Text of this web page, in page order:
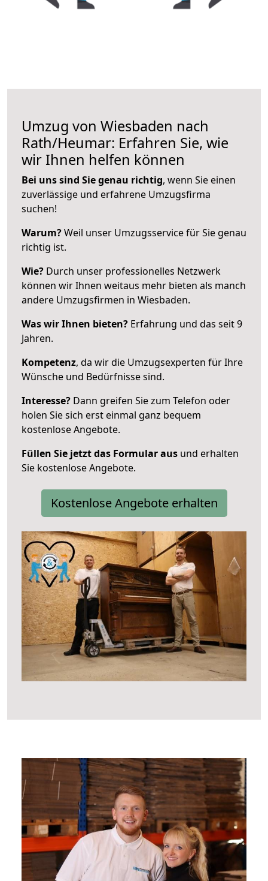
Umzug von Wiesbaden nach
Rath/Heumar: Erfahren Sie, wie
wir Ihnen helfen können
Bei uns sind Sie genau richtig, wenn Sie einen
zuverlässige und erfahrene Umzugsfirma
suchen!
Warum?Weil unser Umzugsservice für Sie genau
richtig ist.
Wie? Durch unser professionelles Netzwerk
können wir Ihnen weitaus mehr bieten als manch
andere Umzugsfirmen in Wiesbaden.
Was wir Ihnen bieten? Erfahrung und das seit 9
Jahren.
Kompetenz, da wir die Umzugsexperten für Ihre
Wünsche und Bedürfnisse sind.
Interesse? Dann greifen Sie zum Telefon oder
holen Sie sich erst einmal ganz bequem
kostenlose Angebote.
Füllen Sie jetzt das Formular aus und erhalten
Sie kostenlose Angebote.
Kostenlose Angebote erhalten